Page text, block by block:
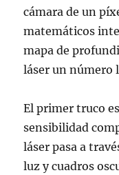
cámara de un
matemáticos
mapa de
láser un número
El primer truco
sensibilidad
láser pasa a
luz y cuadros